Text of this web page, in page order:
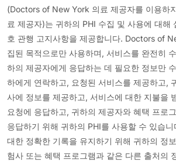
(Doctors of New York 의료 제공자를 이용하
료 제공자)는 귀하의 PHI 수집 및 사용에 대해
호 관행 고지사항을 제공합니다. Doctors of
집된 목적으로만 사용하며, 서비스를 완전히
하의 제공자에게 응답하는 데 필요한 정보만
하에게 연락하고, 요청된 서비스를 제공하고,
사에 정보를 제공하고, 서비스에 대한 지불을
요청에 응답하고, 귀하의 제공자와 혜택 프로
응답하기 위해 귀하의 PHI를 사용할 수 있습
대한 정확한 기록을 유지하기 위해 귀하의 정
험사 또는 혜택 프로그램과 같은 다른 출처의